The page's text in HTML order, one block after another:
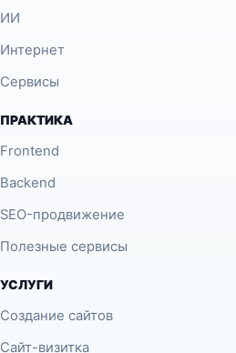
ИИ
Интернет
Сервисы
ПРАКТИКА
Frontend
Backend
SEO-продвижение
Полезные сервисы
УСЛУГИ
Создание сайтов
Сайт-визитка